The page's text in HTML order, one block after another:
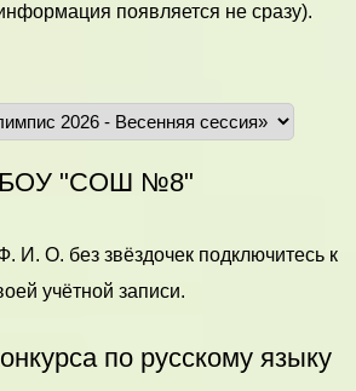
появляется не сразу).
"СОШ №8"
И. О. без звёздочек подключитесь к
учётной записи.
по русскому языку